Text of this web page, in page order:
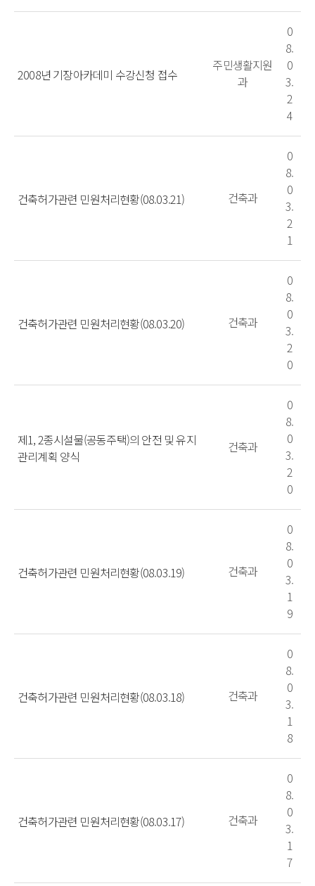
2008년 기장아카데미 수강신청 접수
주민생활지원
과
0
8.
0
3.
2
4
건축허가관련 민원처리현황(08.03.21) 건축과
0
8.
0
3.
2
1
건축허가관련 민원처리현황(08.03.20) 건축과
0
8.
0
3.
2
0
제1, 2종시설물(공동주택)의 안전 및 유지
관리계획 양식
건축과
0
8.
0
3.
2
0
건축허가관련 민원처리현황(08.03.19) 건축과
0
8.
0
3.
1
9
건축허가관련 민원처리현황(08.03.18) 건축과
0
8.
0
3.
1
8
건축허가관련 민원처리현황(08.03.17) 건축과
0
8.
0
3.
1
7